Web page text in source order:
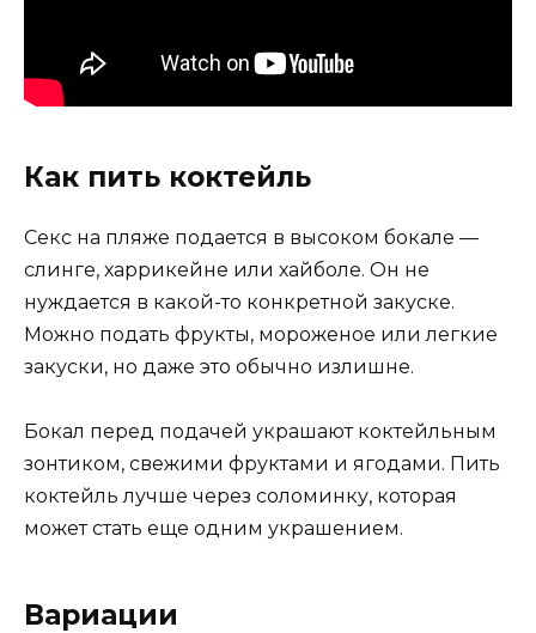
Как пить коктейль
Секс на пляже подается в высоком бокале —
слинге, харрикейне или хайболе. Он не
нуждается в какой-то конкретной закуске.
Можно подать фрукты, мороженое или легкие
закуски, но даже это обычно излишне.
Бокал перед подачей украшают коктейльным
зонтиком, свежими фруктами и ягодами. Пить
коктейль лучше через соломинку, которая
может стать еще одним украшением.
Вариации